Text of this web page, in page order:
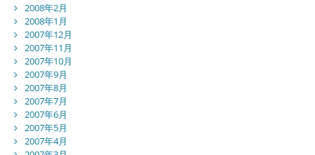
2008年2月
2008年1月
2007年12月
2007年11月
2007年10月
2007年9月
2007年8月
2007年7月
2007年6月
2007年5月
2007年4月